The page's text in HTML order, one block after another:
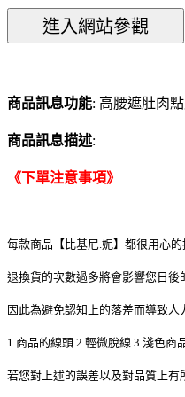
商品訊息功能: 高腰遮肚肉
商品訊息描述:
《下單注意事項》
每款商品【比基尼.妮】都很用心
退換貨的次數過多將會影響您日後
因此為避免認知上的落差而導致人
1.商品的線頭 2.輕微脫線 3.淺色商
若您對上述的誤差以及對品質上有